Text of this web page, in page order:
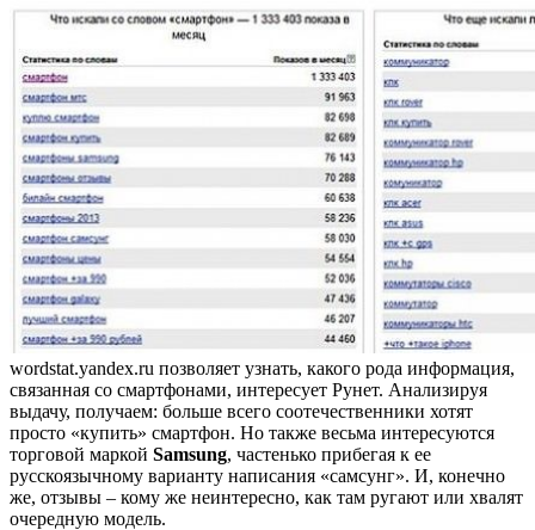
wordstat.yandex.ru позволяет узнать, какого рода информация,
связанная со смартфонами, интересует Рунет. Анализируя
выдачу, получаем: больше всего соотечественники хотят
просто «купить» смартфон. Но также весьма интересуются
торговой маркой Samsung, частенько прибегая к ее
русскоязычному варианту написания «самсунг». И, конечно
же, отзывы – кому же неинтересно, как там ругают или хвалят
очередную модель.